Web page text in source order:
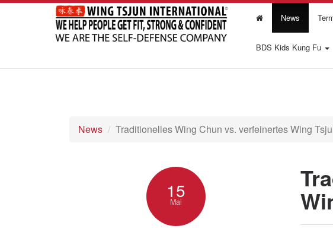
News
BDS Kids Kung Fu
News Traditionelles Wing Chun vs. verfeinertes Wing
15
Mai